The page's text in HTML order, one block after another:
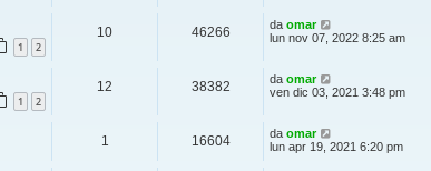
1 2
10 46266 da omar
lun nov 07, 2022 8:25 am
1 2
12 38382 da omar
ven dic 03, 2021 3:48 pm
1 16604 da omar
lun apr 19, 2021 6:20 pm